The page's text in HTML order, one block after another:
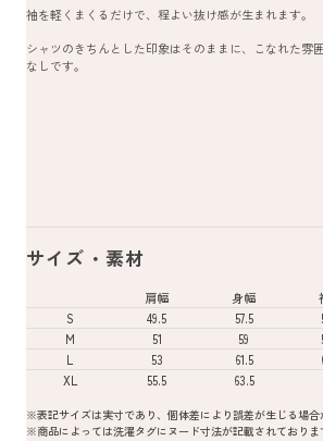
袖を軽くまくるだけで、程よい抜け感が生まれます。
シャツのきちんとした印象はそのままに、こなれた雰
なしです。
サイズ・素材
肩幅 身幅
S
49.5 57.5
M
51 59
L
53 61.5
XL
55.5 63.5
※表記サイズは実寸であり、個体差により誤差が生じる場合
※商品によっては洗濯タグにヌード寸法が記載されておりま